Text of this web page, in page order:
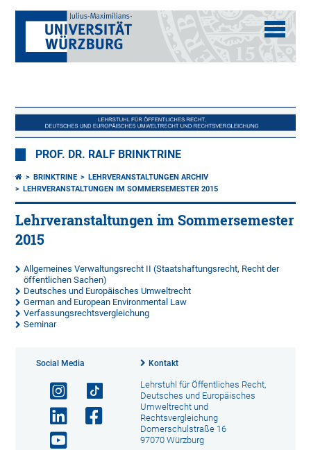
PROF. DR. RALF BRINKTRINE
BRINKTRINE
LEHRVERANSTALTUNGEN ARCHIV
LEHRVERANSTALTUNGEN IM SOMMERSEMESTER 2015
Lehrveranstaltungen im Sommersemester
2015
Allgemeines Verwaltungsrecht II (Staatshaftungsrecht, Recht der
öffentlichen Sachen)
Deutsches und Europäisches Umweltrecht
German and European Environmental Law
Verfassungsrechtsvergleichung
Seminar
Social Media Kontakt
Lehrstuhl für Öffentliches Recht,
Deutsches und Europäisches
Umweltrecht und
Rechtsvergleichung
Domerschulstraße 16
97070 Würzburg